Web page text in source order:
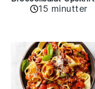
15 minutter